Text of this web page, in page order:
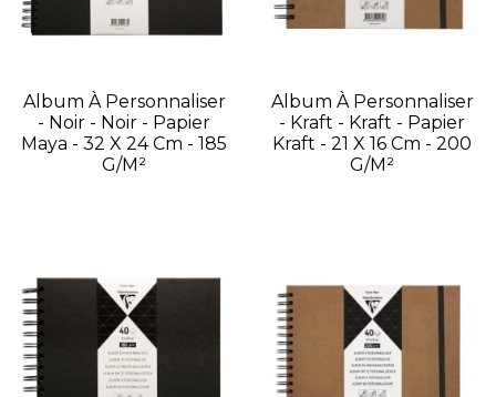
Album À Personnaliser
- Noir - Noir - Papier
Maya - 32 X 24 Cm - 185
G/m²
Album À Personnaliser
- Kraft - Kraft - Papier
Kraft - 21 X 16 Cm - 200
G/m²